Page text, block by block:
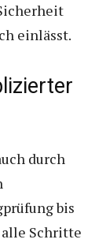
einlässt.
durch
bis
Schritte